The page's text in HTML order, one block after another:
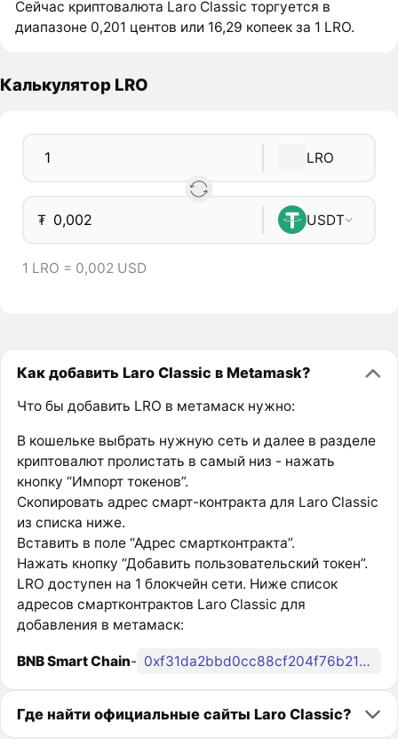
Сейчас криптовалюта Laro Classic торгуется в
диапазоне 0,201 центов или 16,29 копеек за 1 LRO.
Калькулятор LRO
LRO
₮ USDT
1 LRO = 0,002 USD
Как добавить Laro Classic в Metamask?
Что бы добавить LRO в метамаск нужно:
В кошельке выбрать нужную сеть и далее в разделе
криптовалют пролистать в самый низ - нажать
кнопку “Импорт токенов”.
Скопировать адрес смарт-контракта для Laro Classic
из списка ниже.
Вставить в поле “Адрес смартконтракта”.
Нажать кнопку “Добавить пользовательский токен”.
LRO доступен на 1 блокчейн сети. Ниже список
адресов смартконтрактов Laro Classic для
добавления в метамаск:
BNB Smart Chain- 0xf31da2bbd0cc88cf204f76b21425a865ad9acc31
Где найти официальные сайты Laro Classic?